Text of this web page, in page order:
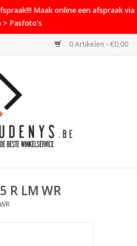
Maak online een afspraak via
> Pasfoto's
0 Artikelen - €0,00
R LM WR